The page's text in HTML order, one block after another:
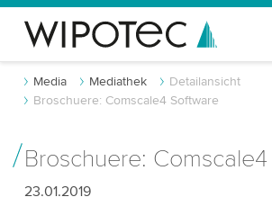
Media Mediathek
Detailansicht
Broschuere: Comscale4 Software
Broschuere:
23.01.2019